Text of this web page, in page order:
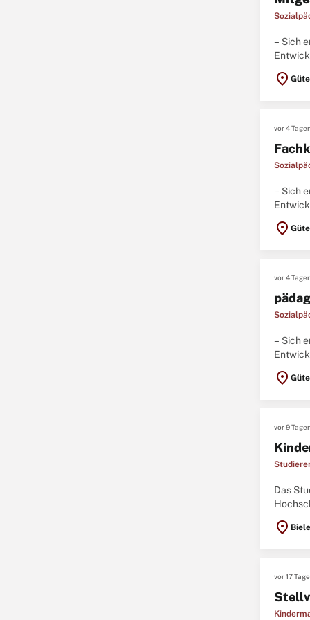
– Sich
location_on
vor 4
– Sich
location_on
vor 4
– Sich
location_on
vor 9
Das
location_on
vor 17